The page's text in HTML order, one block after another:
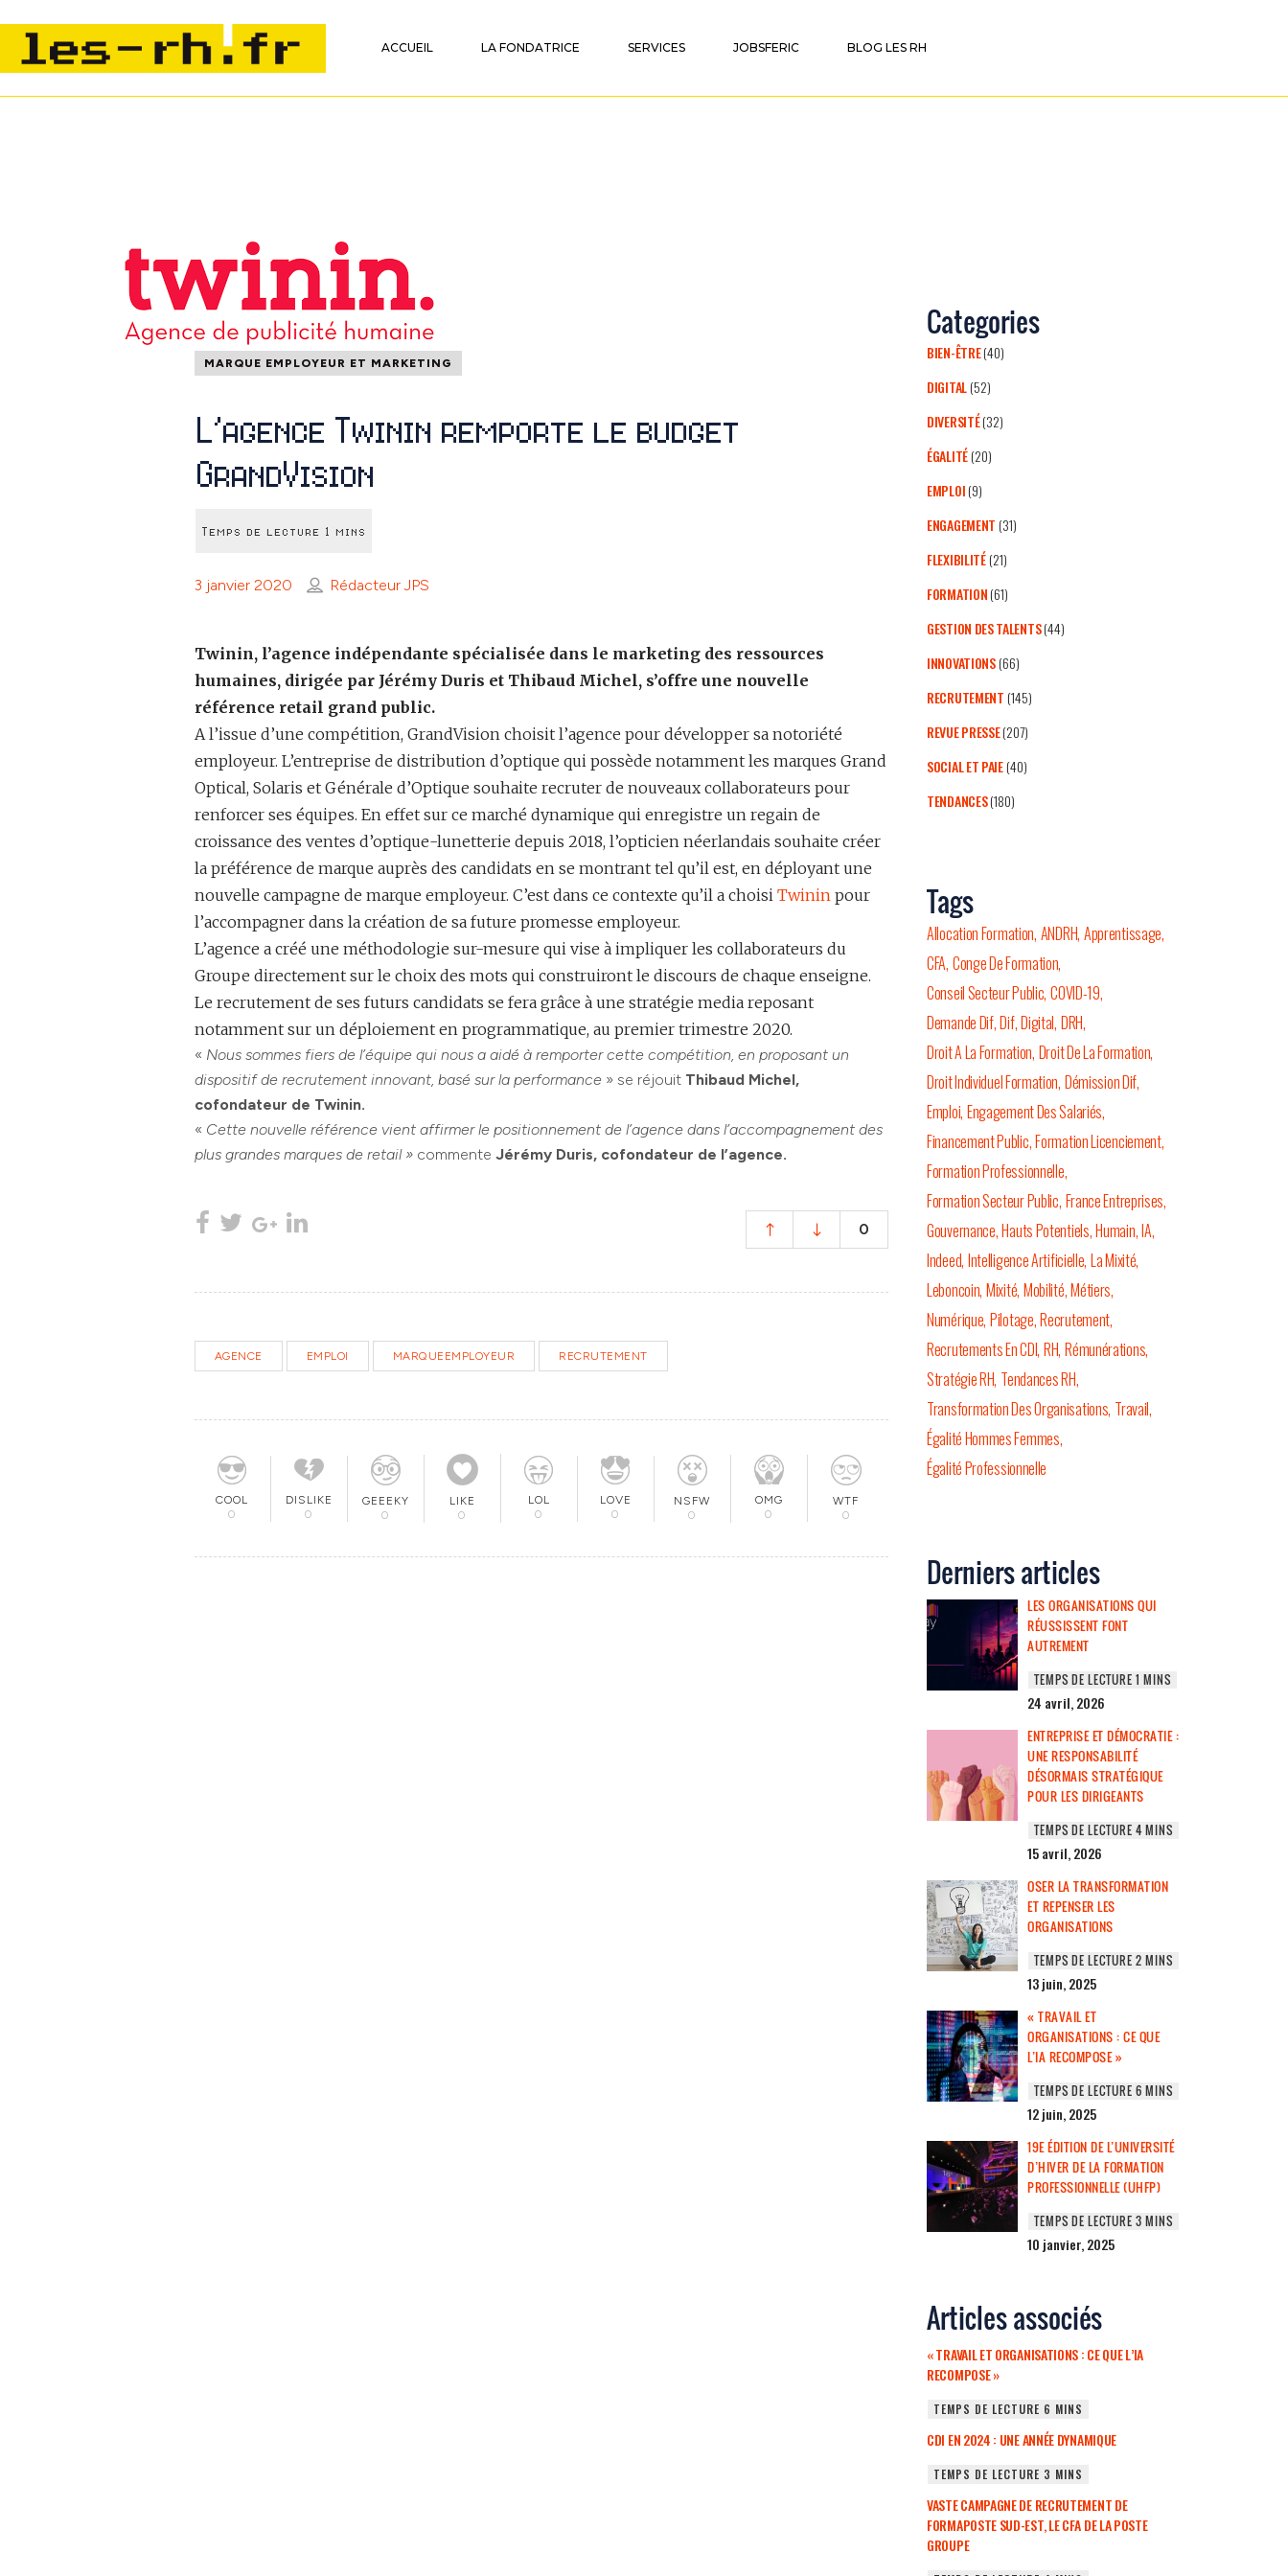
ACCUEIL LA FONDATRICE SERVICES JOBSFERIC BLOG LES RH
MARQUE EMPLOYEUR ET MARKETING
L’agence Twinin remporte le budget
GrandVision
3 janvier 2020 Rédacteur JPS
Twinin, l’agence indépendante spécialisée dans le marketing des ressources
humaines, dirigée par Jérémy Duris et Thibaud Michel, s’offre une nouvelle
référence retail grand public.
A l’issue d’une compétition, GrandVision choisit l’agence pour développer sa notoriété
employeur. L’entreprise de distribution d’optique qui possède notamment les marques Grand
Optical, Solaris et Générale d’Optique souhaite recruter de nouveaux collaborateurs pour
renforcer ses équipes. En effet sur ce marché dynamique qui enregistre un regain de
croissance des ventes d’optique-lunetterie depuis 2018, l’opticien néerlandais souhaite créer
la préférence de marque auprès des candidats en se montrant tel qu’il est, en déployant une
nouvelle campagne de marque employeur. C’est dans ce contexte qu’il a choisi Twininpour
l’accompagner dans la création de sa future promesse employeur.
L’agence a créé une méthodologie sur-mesure qui vise à impliquer les collaborateurs du
Groupe directement sur le choix des mots qui construiront le discours de chaque enseigne.
Le recrutement de ses futurs candidats se fera grâce à une stratégie media reposant
notamment sur un déploiement en programmatique, au premier trimestre 2020.
« Nous sommes fiers de l’équipe qui nous a aidé à remporter cette compétition, en proposant un
dispositif de recrutement innovant, basé sur la performance » se réjouit Thibaud Michel,
cofondateur de Twinin.
« Cette nouvelle référence vient affirmer le positionnement de l’agence dans l’accompagnement des
plus grandes marques de retail »commente Jérémy Duris, cofondateur de l’agence.
0
AGENCE EMPLOI MARQUEEMPLOYEUR RECRUTEMENT
COOL
0
DISLIKE
0
GEEEKY
0
LIKE
0
LOL
0
LOVE
0
NSFW
0
OMG
0
WTF
0
Categories
BIEN-ÊTRE(40)
DIGITAL(52)
DIVERSITÉ(32)
ÉGALITÉ(20)
EMPLOI(9)
ENGAGEMENT(31)
FLEXIBILITÉ(21)
FORMATION(61)
GESTION DES TALENTS(44)
INNOVATIONS(66)
RECRUTEMENT(145)
REVUE PRESSE(207)
SOCIAL ET PAIE(40)
TENDANCES(180)
Tags
Allocation Formation ANDRH Apprentissage
CFA Conge De Formation
Conseil Secteur Public COVID-19
Demande Dif Dif Digital DRH
Droit A La Formation Droit De La Formation
Droit Individuel Formation Démission Dif
Emploi Engagement Des Salariés
Financement Public Formation Licenciement
Formation Professionnelle
Formation Secteur Public France Entreprises
Gouvernance Hauts Potentiels Humain IA
Indeed Intelligence Artificielle La Mixité
Leboncoin Mixité Mobilité Métiers
Numérique Pilotage Recrutement
Recrutements En CDI RH Rémunérations
Stratégie RH Tendances RH
Transformation Des Organisations Travail
Égalité Hommes Femmes
Égalité Professionnelle
Derniers articles
LES ORGANISATIONS QUI
RÉUSSISSENT FONT
AUTREMENT
24 avril, 2026
ENTREPRISE ET DÉMOCRATIE :
UNE RESPONSABILITÉ
DÉSORMAIS STRATÉGIQUE
POUR LES DIRIGEANTS
15 avril, 2026
OSER LA TRANSFORMATION
ET REPENSER LES
ORGANISATIONS
13 juin, 2025
« TRAVAIL ET
ORGANISATIONS : CE QUE
L’IA RECOMPOSE »
12 juin, 2025
19E ÉDITION DE L’UNIVERSITÉ
D’HIVER DE LA FORMATION
PROFESSIONNELLE (UHFP)
10 janvier, 2025
Articles associés
« TRAVAIL ET ORGANISATIONS : CE QUE L’IA
RECOMPOSE »
CDI EN 2024 : UNE ANNÉE DYNAMIQUE
VASTE CAMPAGNE DE RECRUTEMENT DE
FORMAPOSTE SUD-EST, LE CFA DE LA POSTE
GROUPE